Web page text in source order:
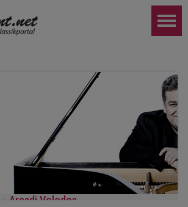
Arcadi Volodos